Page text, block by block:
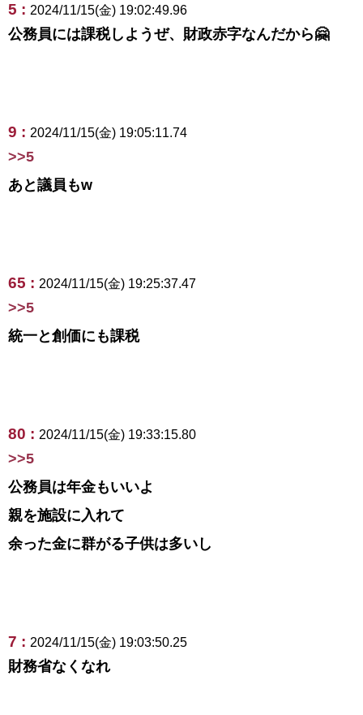
5 : 2024/11/15(金) 19:02:49.96
公務員には課税しようぜ、財政赤字なんだから🤗
9 : 2024/11/15(金) 19:05:11.74
>>5
あと議員もw
65 : 2024/11/15(金) 19:25:37.47
>>5
統一と創価にも課税
80 : 2024/11/15(金) 19:33:15.80
>>5
公務員は年金もいいよ
親を施設に入れて
余った金に群がる子供は多いし
7 : 2024/11/15(金) 19:03:50.25
財務省なくなれ